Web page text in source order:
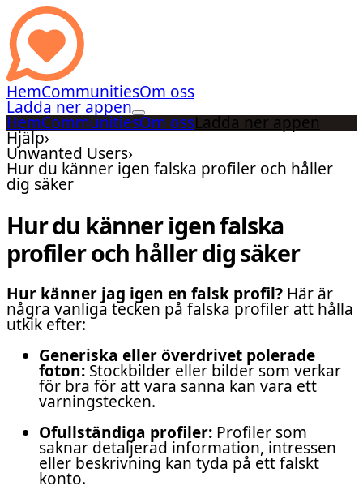
HemCommunitiesOm oss
Ladda ner appen
HemCommunitiesOm ossLadda ner appen
Hjälp›
Unwanted Users›
Hur du känner igen falska profiler och håller
dig säker
Hur du känner igen falska
profiler och håller dig säker
Hur känner jag igen en falsk profil? Här är
några vanliga tecken på falska profiler att hålla
utkik efter:
Generiska eller överdrivet polerade
foton: Stockbilder eller bilder som verkar
för bra för att vara sanna kan vara ett
varningstecken.
Ofullständiga profiler: Profiler som
saknar detaljerad information, intressen
eller beskrivning kan tyda på ett falskt
konto.